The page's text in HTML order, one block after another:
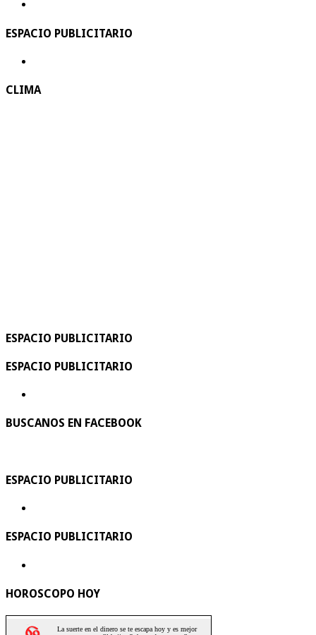
ESPACIO PUBLICITARIO
CLIMA
ESPACIO PUBLICITARIO
ESPACIO PUBLICITARIO
BUSCANOS EN FACEBOOK
ESPACIO PUBLICITARIO
ESPACIO PUBLICITARIO
HOROSCOPO HOY